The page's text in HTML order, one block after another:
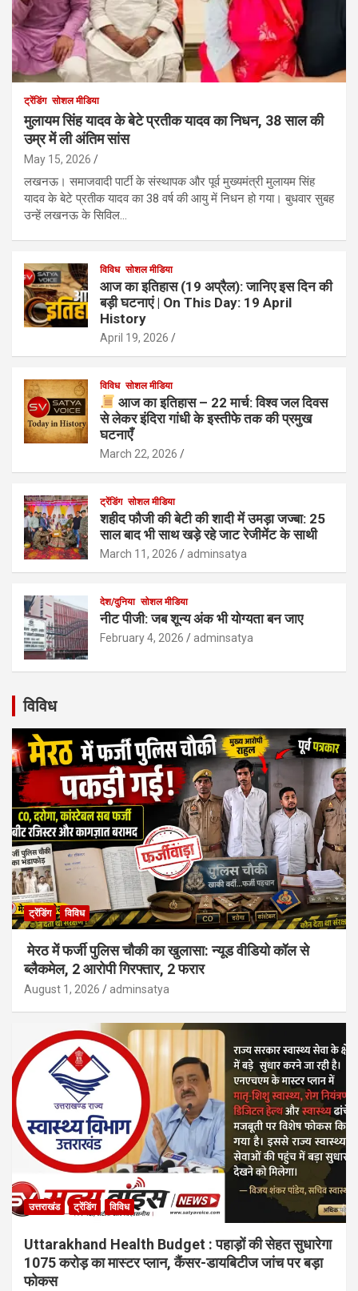
ट्रेंडिंग सोशल मीडिया
मुलायम सिंह यादव के बेटे प्रतीक यादव का निधन, 38 साल की
उम्र में ली अंतिम सांस
May 15, 2026
लखनऊ। समाजवादी पार्टी के संस्थापक और पूर्व मुख्यमंत्री मुलायम सिंह
यादव के बेटे प्रतीक यादव का 38 वर्ष की आयु में निधन हो गया। बुधवार सुबह
उन्हें लखनऊ के सिविल…
विविध सोशल मीडिया
आज का इतिहास (19 अप्रैल): जानिए इस दिन की
बड़ी घटनाएं | On This Day: 19 April
History
April 19, 2026
विविध सोशल मीडिया
आज का इतिहास – 22 मार्च: विश्व जल दिवस
से लेकर इंदिरा गांधी के इस्तीफे तक की प्रमुख
घटनाएँ
March 22, 2026
ट्रेंडिंग सोशल मीडिया
शहीद फौजी की बेटी की शादी में उमड़ा जज्बा: 25
साल बाद भी साथ खड़े रहे जाट रेजीमेंट के साथी
March 11, 2026 adminsatya
देश/दुनिया सोशल मीडिया
नीट पीजी: जब शून्य अंक भी योग्यता बन जाए
February 4, 2026 adminsatya
विविध
ट्रेंडिंग विविध
मेरठ में फर्जी पुलिस चौकी का खुलासा: न्यूड वीडियो कॉल से
ब्लैकमेल, 2 आरोपी गिरफ्तार, 2 फरार
August 1, 2026 adminsatya
उत्तराखंड ट्रेंडिंग विविध
Uttarakhand Health Budget : पहाड़ों की सेहत सुधारेगा
1075 करोड़ का मास्टर प्लान, कैंसर-डायबिटीज जांच पर बड़ा
फोकस